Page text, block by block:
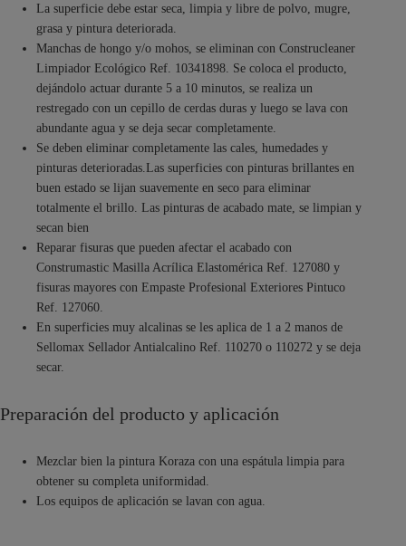
La superficie debe estar seca, limpia y libre de polvo, mugre,
grasa y pintura deteriorada.
Manchas de hongo y/o mohos, se eliminan con Construcleaner
Limpiador Ecológico Ref. 10341898. Se coloca el producto,
dejándolo actuar durante 5 a 10 minutos, se realiza un
restregado con un cepillo de cerdas duras y luego se lava con
abundante agua y se deja secar completamente.
Se deben eliminar completamente las cales, humedades y
pinturas deterioradas.Las superficies con pinturas brillantes en
buen estado se lijan suavemente en seco para eliminar
totalmente el brillo. Las pinturas de acabado mate, se limpian y
secan bien
Reparar fisuras que pueden afectar el acabado con
Construmastic Masilla Acrílica Elastomérica Ref. 127080 y
fisuras mayores con Empaste Profesional Exteriores Pintuco
Ref. 127060.
En superficies muy alcalinas se les aplica de 1 a 2 manos de
Sellomax Sellador Antialcalino Ref. 110270 o 110272 y se deja
secar.
Preparación del producto y aplicación
Mezclar bien la pintura Koraza con una espátula limpia para
obtener su completa uniformidad.
Los equipos de aplicación se lavan con agua.